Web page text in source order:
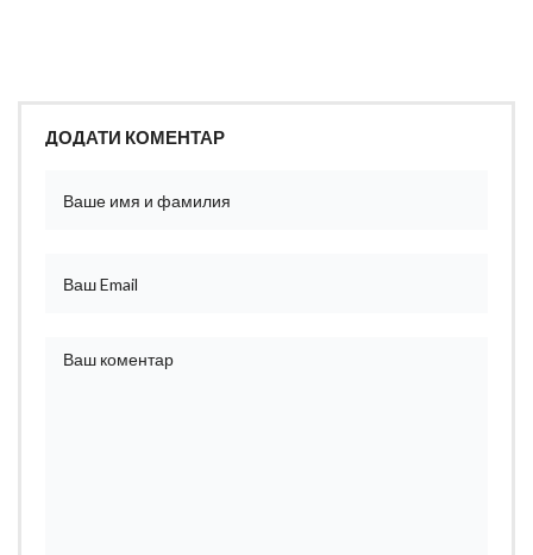
ДОДАТИ КОМЕНТАР